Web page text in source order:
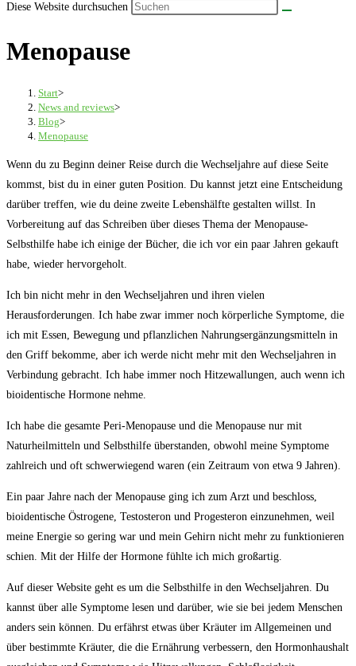
Diese Website durchsuchen
Menopause
Start>
News and reviews>
Blog>
Menopause
Wenn du zu Beginn deiner Reise durch die Wechseljahre auf diese Seite
kommst, bist du in einer guten Position. Du kannst jetzt eine Entscheidung
darüber treffen, wie du deine zweite Lebenshälfte gestalten willst. In
Vorbereitung auf das Schreiben über dieses Thema der Menopause-
Selbsthilfe habe ich einige der Bücher, die ich vor ein paar Jahren gekauft
habe, wieder hervorgeholt.
Ich bin nicht mehr in den Wechseljahren und ihren vielen
Herausforderungen. Ich habe zwar immer noch körperliche Symptome, die
ich mit Essen, Bewegung und pflanzlichen Nahrungsergänzungsmitteln in
den Griff bekomme, aber ich werde nicht mehr mit den Wechseljahren in
Verbindung gebracht. Ich habe immer noch Hitzewallungen, auch wenn ich
bioidentische Hormone nehme.
Ich habe die gesamte Peri-Menopause und die Menopause nur mit
Naturheilmitteln und Selbsthilfe überstanden, obwohl meine Symptome
zahlreich und oft schwerwiegend waren (ein Zeitraum von etwa 9 Jahren).
Ein paar Jahre nach der Menopause ging ich zum Arzt und beschloss,
bioidentische Östrogene, Testosteron und Progesteron einzunehmen, weil
meine Energie so gering war und mein Gehirn nicht mehr zu funktionieren
schien. Mit der Hilfe der Hormone fühlte ich mich großartig.
Auf dieser Website geht es um die Selbsthilfe in den Wechseljahren. Du
kannst über alle Symptome lesen und darüber, wie sie bei jedem Menschen
anders sein können. Du erfährst etwas über Kräuter im Allgemeinen und
über bestimmte Kräuter, die die Ernährung verbessern, den Hormonhaushalt